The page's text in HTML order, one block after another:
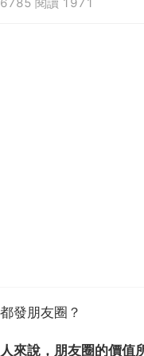
閱讀 1971
發朋友圈？
來說，朋友圈的價值